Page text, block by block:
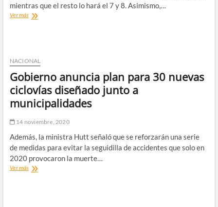
mientras que el resto lo hará el 7 y 8. Asimismo,…
Ver másPrueba
en
cuatro
días
agrega
examen
para
en
cuarentena
NACIONAL
Gobierno anuncia plan para 30 nuevas
ciclovías diseñado junto a
municipalidades
14 noviembre, 2020
Además, la ministra Hutt señaló que se reforzarán una serie
de medidas para evitar la seguidilla de accidentes que solo en
2020 provocaron la muerte…
Ver másGobierno